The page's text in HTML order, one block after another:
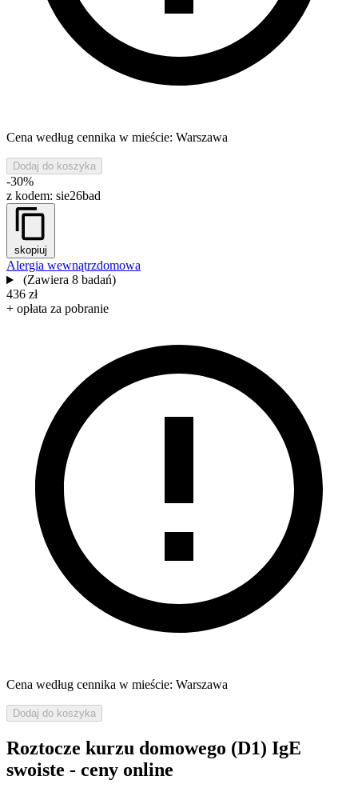
Cena według cennika w mieście: Warszawa
Dodaj do koszyka
-30%
z kodem: sie26bad
skopiuj
Alergia wewnątrzdomowa
(Zawiera 8 badań)
436 zł
+ opłata za pobranie
Cena według cennika w mieście: Warszawa
Dodaj do koszyka
Roztocze kurzu domowego (D1) IgE
swoiste - ceny online